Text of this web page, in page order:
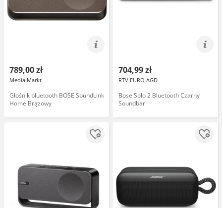
789,00 zł
Media Markt
Głośnik bluetooth BOSE SoundLink
Home Brązowy
704,99 zł
RTV EURO AGD
Bose Solo 2 Bluetooth Czarny
Soundbar